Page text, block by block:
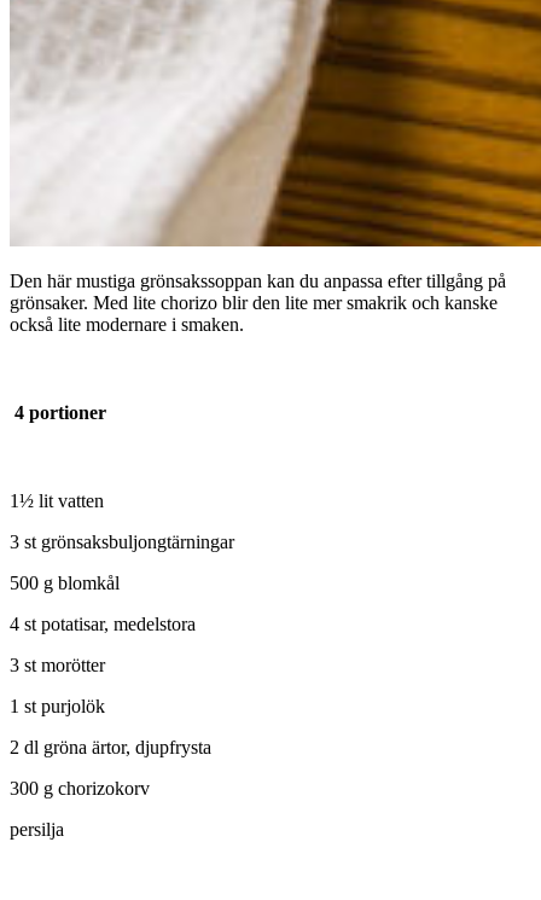
Den här mustiga grönsakssoppan kan du anpassa efter tillgång på
grönsaker. Med lite chorizo blir den lite mer smakrik och kanske
också lite modernare i smaken.
4 portioner
1½ lit vatten
3 st grönsaksbuljongtärningar
500 g blomkål
4 st potatisar, medelstora
3 st morötter
1 st purjolök
2 dl gröna ärtor, djupfrysta
300 g chorizokorv
persilja